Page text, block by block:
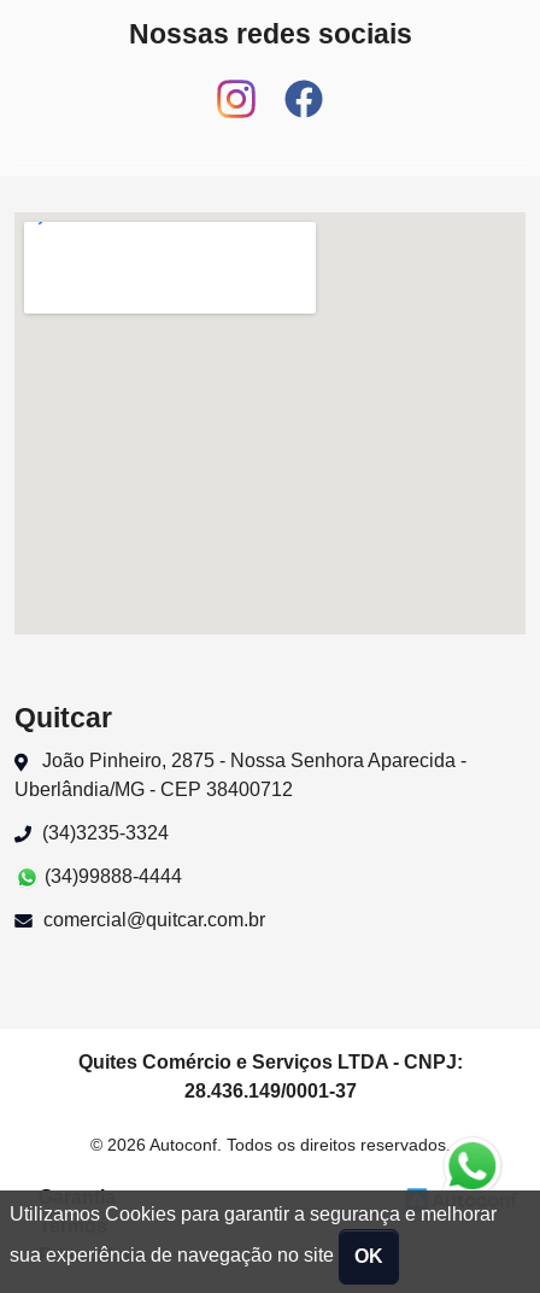
Utilizamos Cookies para garantir a segurança e melhorar
sua experiência de navegação no site OK
Nossas redes sociais
Quitcar
João Pinheiro, 2875 - Nossa Senhora Aparecida -
Uberlândia/MG - CEP 38400712
(34)3235-3324
(34)99888-4444
comercial@quitcar.com.br
Quites Comércio e Serviços LTDA - CNPJ:
28.436.149/0001-37
© 2026 Autoconf. Todos os direitos reservados.
Garantia
Termos
Privacidade